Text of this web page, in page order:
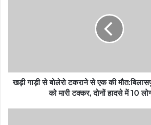
खड़ी गाड़ी से बोलेरो टकराने से एक की
को मारी टक्कर, दोनों हादसे में 10